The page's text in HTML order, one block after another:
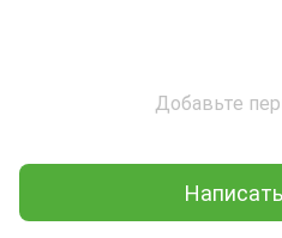
Добавьте